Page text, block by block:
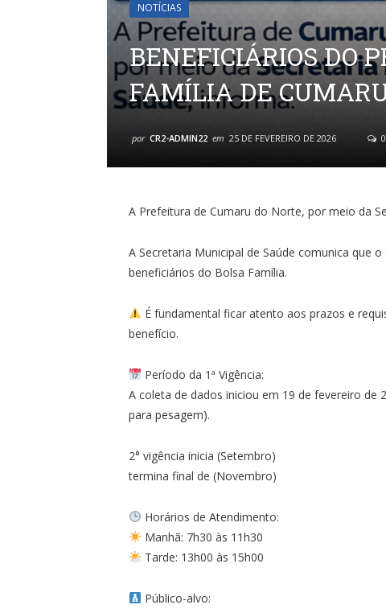
NOTÍCIAS
BENEFICIÁRIOS DO
FAMÍLIA DE
por CR2-ADMIN22 em 25 DE FEVEREIRO DE 2026
A Prefeitura de Cumaru do Norte, por meio da
A Secretaria Municipal de Saúde comunica que
beneficiários do Bolsa Família.
É fundamental ficar atento aos prazos e
benefício.
Período da 1ª Vigência:
A coleta de dados iniciou em 19 de fevereiro de
para pesagem).
2° vigência inicia (Setembro)
termina final de (Novembro)
Horários de Atendimento:
Manhã: 7h30 às 11h30
Tarde: 13h00 às 15h00
Público-alvo: